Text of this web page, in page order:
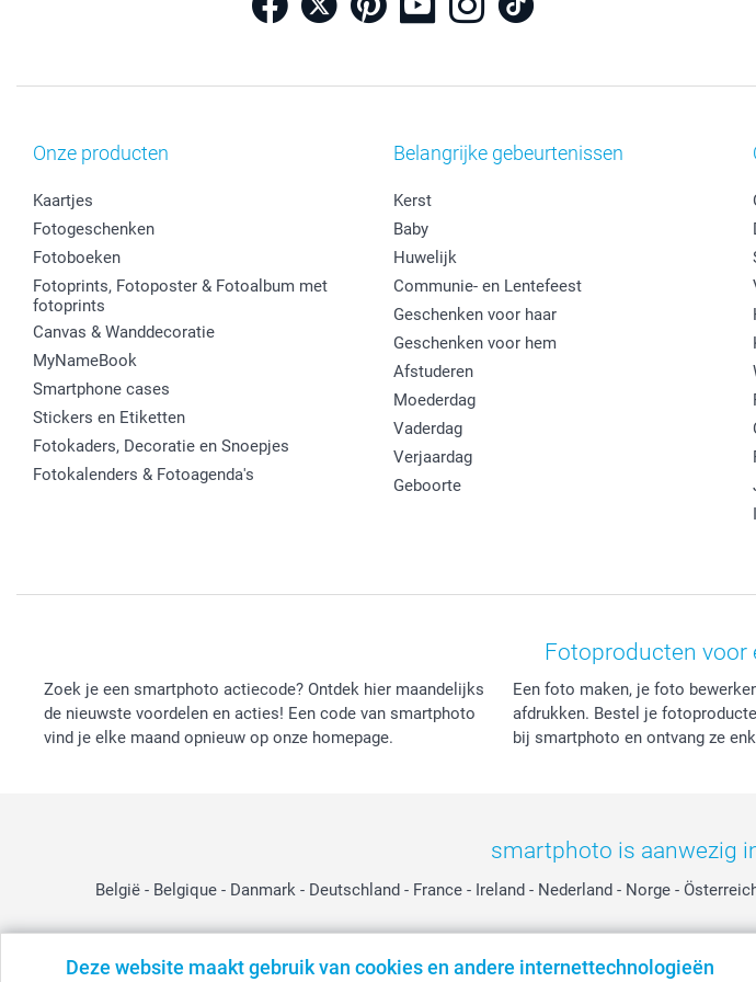
Deze website maakt gebruik van cookies en andere internettechnologieën
Onze producten
Kaartjes
Fotogeschenken
Fotoboeken
Fotoprints, Fotoposter & Fotoalbum met
fotoprints
Canvas & Wanddecoratie
MyNameBook
Smartphone cases
Stickers en Etiketten
Fotokaders, Decoratie en Snoepjes
Fotokalenders & Fotoagenda's
Belangrijke gebeurtenissen
Kerst
Baby
Huwelijk
Communie- en Lentefeest
Geschenken voor haar
Geschenken voor hem
Afstuderen
Moederdag
Vaderdag
Verjaardag
Geboorte
Fotoproducten voor
Zoek je een smartphoto actiecode? Ontdek hier maandelijks
de nieuwste voordelen en acties! Een code van smartphoto
vind je elke maand opnieuw op onze homepage.
Een foto maken, je foto
afdrukken. Bestel je
bij smartphoto en ontvang ze
smartphoto is aanwezig
België - Belgique - Danmark - Deutschland - France - Ireland - Nederland - Norge -